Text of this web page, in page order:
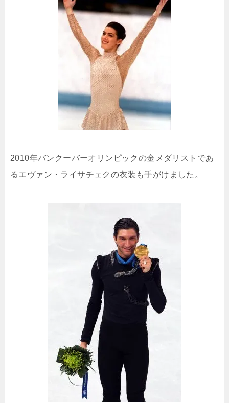
2010年バンクーバーオリンピックの金メダリストであ
るエヴァン・ライサチェクの衣装も手がけました。